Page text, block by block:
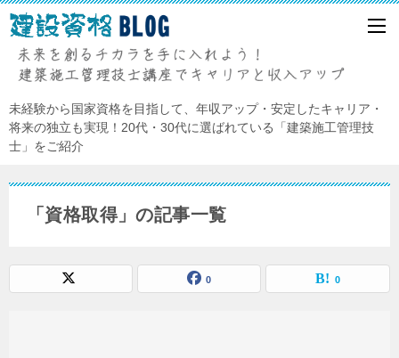
未経験から国家資格を目指して、年収アップ・安定したキャリア・
将来の独立も実現！20代・30代に選ばれている「建築施工管理技
士」をご紹介
「資格取得」の記事一覧
0 0